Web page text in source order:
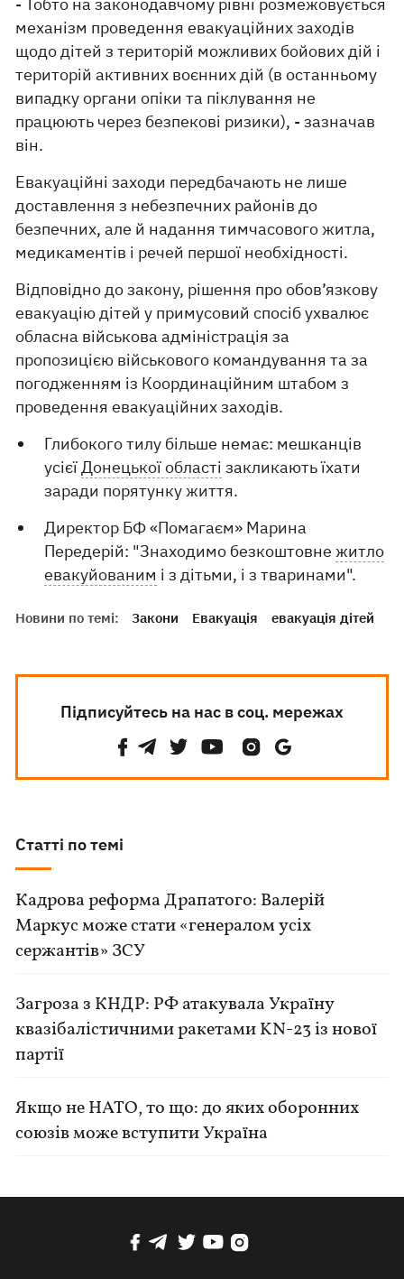
механізм проведення евакуаційних заходів
щодо дітей з територій можливих бойових дій і
територій активних воєнних дій (в останньому
випадку органи опіки та піклування не
працюють через безпекові ризики), - зазначав
він.
Евакуаційні заходи передбачають не лише
доставлення з небезпечних районів до
безпечних, але й надання тимчасового житла,
медикаментів і речей першої необхідності.
Відповідно до закону, рішення про обов’язкову
евакуацію дітей у примусовий спосіб ухвалює
обласна військова адміністрація за
пропозицією військового командування та за
погодженням із Координаційним штабом з
проведення евакуаційних заходів.
Глибокого тилу більше немає: мешканців
усієїДонецької області закликають їхати
заради порятунку життя.
Директор БФ «Помагаєм» Марина
Передерій: "Знаходимо безкоштовнежитло
евакуйованим і з дітьми, і з тваринами".
Новини по темі: Закони Евакуація евакуація дітей
Підписуйтесь на нас в соц. мережах
Статті по темі
Кадрова реформа Драпатого: Валерій
Маркус може стати «генералом усіх
сержантів» ЗСУ
Загроза з КНДР: РФ атакувала Україну
квазібалістичними ракетами KN-23 із нової
партії
Якщо не НАТО, то що: до яких оборонних
союзів може вступити Україна